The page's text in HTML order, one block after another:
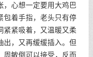
，心想一定要用大鸡巴
包着手指，老头只有停
紧紧吸着，又温暖又柔
出，又再缓缓插入。但
周敏倒可以接受，反而